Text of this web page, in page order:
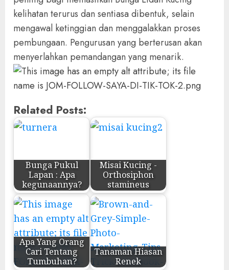
kelihatan terurus dan sentiasa dibentuk, selain
mengawal ketinggian dan menggalakkan proses
pembungaan. Pengurusan yang berterusan akan
menyerlahkan pemandangan yang menarik.
Related Posts:
Bunga Pukul
Lapan : Apa
kegunaannya?
Misai Kucing -
Orthosiphon
stamineus
Apa Yang Orang
Cari Tentang
Tumbuhan?
Tanaman Hiasan
Renek